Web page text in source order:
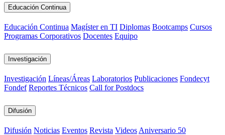
Educación Continua
Educación Continua Magíster en TI Diplomas Bootcamps Cursos
Programas Corporativos Docentes Equipo
Investigación
Investigación Líneas/Áreas Laboratorios Publicaciones Fondecyt
Fondef Reportes Técnicos Call for Postdocs
Difusión
Difusión Noticias Eventos Revista Videos Aniversario 50